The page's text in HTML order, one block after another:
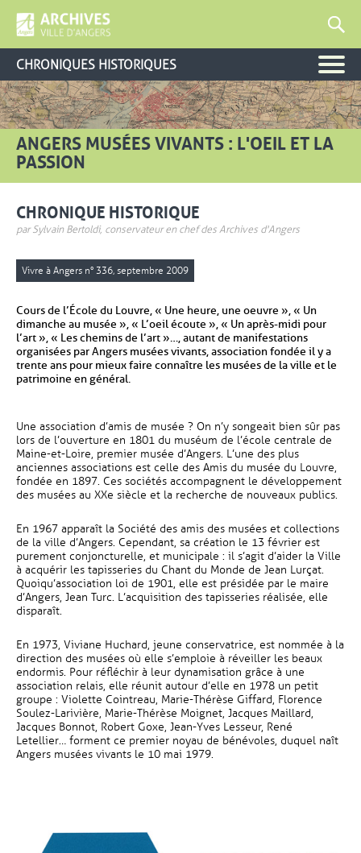
CHRONIQUES HISTORIQUES
ANGERS MUSÉES VIVANTS : L'OEIL ET LA
PASSION
CHRONIQUE HISTORIQUE
par Sylvain Bertoldi, conservateur en chef des Archives d'Angers
Vivre à Angers n° 336, septembre 2009
Cours de l’École du Louvre, « Une heure, une oeuvre », « Un
dimanche au musée », « L’oeil écoute », « Un après-midi pour
l’art », « Les chemins de l’art »…, autant de manifestations
organisées par Angers musées vivants, association fondée il y a
trente ans pour mieux faire connaître les musées de la ville et le
patrimoine en général.
Une association d’amis de musée ? On n’y songeait bien sûr pas
lors de l’ouverture en 1801 du muséum de l’école centrale de
Maine-et-Loire, premier musée d’Angers. L’une des plus
anciennes associations est celle des Amis du musée du Louvre,
fondée en 1897. Ces sociétés accompagnent le développement
des musées au XXe siècle et la recherche de nouveaux publics.
En 1967 apparaît la Société des amis des musées et collections
de la ville d’Angers. Cependant, sa création le 13 février est
purement conjoncturelle, et municipale : il s’agit d’aider la Ville
à acquérir les tapisseries du Chant du Monde de Jean Lurçat.
Quoiqu’association loi de 1901, elle est présidée par le maire
d’Angers, Jean Turc. L’acquisition des tapisseries réalisée, elle
disparaît.
En 1973, Viviane Huchard, jeune conservatrice, est nommée à la
direction des musées où elle s’emploie à réveiller les beaux
endormis. Pour réfléchir à leur dynamisation grâce à une
association relais, elle réunit autour d’elle en 1978 un petit
groupe : Violette Cointreau, Marie-Thérèse Giffard, Florence
Soulez-Larivière, Marie-Thérèse Moignet, Jacques Maillard,
Jacques Bonnot, Robert Goxe, Jean-Yves Lesseur, René
Letellier… forment ce premier noyau de bénévoles, duquel naît
Angers musées vivants le 10 mai 1979.